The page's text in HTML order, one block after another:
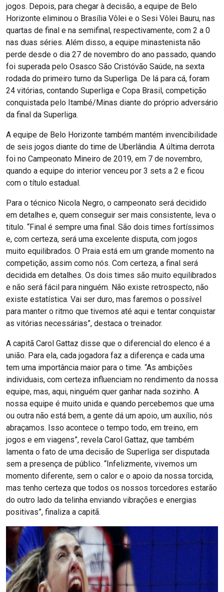
jogos. Depois, para chegar à decisão, a equipe de Belo
Horizonte eliminou o Brasília Vôlei e o Sesi Vôlei Bauru, nas
quartas de final e na semifinal, respectivamente, com 2 a 0
nas duas séries. Além disso, a equipe minastenista não
perde desde o dia 27 de novembro do ano passado, quando
foi superada pelo Osasco São Cristóvão Saúde, na sexta
rodada do primeiro turno da Superliga. De lá para cá, foram
24 vitórias, contando Superliga e Copa Brasil, competição
conquistada pelo Itambé/Minas diante do próprio adversário
da final da Superliga.
A equipe de Belo Horizonte também mantém invencibilidade
de seis jogos diante do time de Uberlândia. A última derrota
foi no Campeonato Mineiro de 2019, em 7 de novembro,
quando a equipe do interior venceu por 3 sets a 2 e ficou
com o título estadual.
Para o técnico Nicola Negro, o campeonato será decidido
em detalhes e, quem conseguir ser mais consistente, leva o
titulo. “Final é sempre uma final. São dois times fortíssimos
e, com certeza, será uma excelente disputa, com jogos
muito equilibrados. O Praia está em um grande momento na
competição, assim como nós. Com certeza, a final será
decidida em detalhes. Os dois times são muito equilibrados
e não será fácil para ninguém. Não existe retrospecto, não
existe estatística. Vai ser duro, mas faremos o possível
para manter o ritmo que tivemos até aqui e tentar conquistar
as vitórias necessárias”, destaca o treinador.
A capitã Carol Gattaz disse que o diferencial do elenco é a
união. Para ela, cada jogadora faz a diferença e cada uma
tem uma importância maior para o time. “As ambições
individuais, com certeza influenciam no rendimento da nossa
equipe, mas, aqui, ninguém quer ganhar nada sozinho. A
nossa equipe é muito unida e quando percebemos que uma
ou outra não está bem, a gente dá um apoio, um auxílio, nós
abraçamos. Isso acontece o tempo todo, em treino, em
jogos e em viagens”, revela Carol Gattaz, que também
lamenta o fato de uma decisão de Superliga ser disputada
sem a presença de público. “Infelizmente, vivemos um
momento diferente, sem o calor e o apoio da nossa torcida,
mas tenho certeza que todos os nossos torcedores estarão
do outro lado da telinha enviando vibrações e energias
positivas”, finaliza a capitã.